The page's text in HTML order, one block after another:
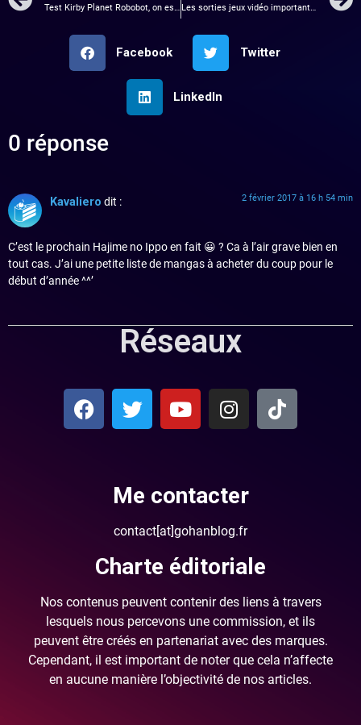
Les sorties jeux vidéo importantes du mois de février 2017
Facebook Twitter
LinkedIn
0 réponse
Kavaliero dit : 2 février 2017 à 16 h 54 min
C’est le prochain Hajime no Ippo en fait 😀 ? Ca à l’air grave bien en
tout cas. J’ai une petite liste de mangas à acheter du coup pour le
début d’année ^^’
Réseaux
Me contacter
contact[at]gohanblog.fr
Charte éditoriale
Nos contenus peuvent contenir des liens à travers
lesquels nous percevons une commission, et ils
peuvent être créés en partenariat avec des marques.
Cependant, il est important de noter que cela n’affecte
en aucune manière l’objectivité de nos articles.